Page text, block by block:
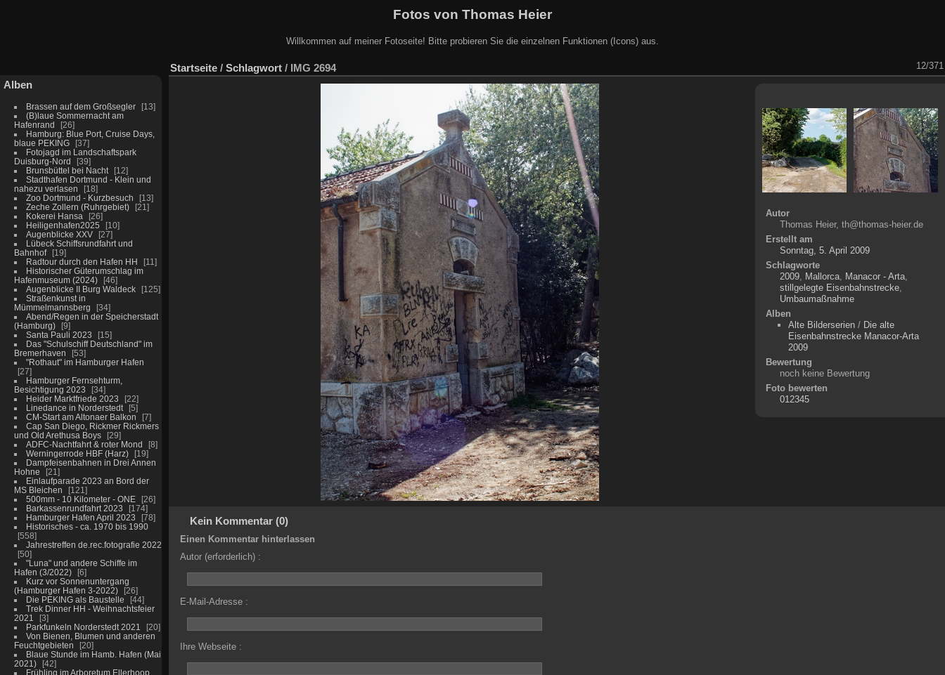
Fotos von Thomas Heier
Willkommen auf meiner Fotoseite! Bitte probieren Sie die einzelnen Funktionen (Icons) aus.
Alben
Brassen auf dem Großsegler
13
(B)laue Sommernacht am
Hafenrand
26
Hamburg: Blue Port, Cruise Days,
blaue PEKING
37
Fotojagd im Landschaftspark
Duisburg-Nord
39
Brunsbüttel bei Nacht
12
Stadthafen Dortmund - Klein und
nahezu verlasen
18
Zoo Dortmund - Kurzbesuch
13
Zeche Zollern (Ruhrgebiet)
21
Kokerei Hansa
26
Heiligenhafen2025
10
Augenblicke XXV
27
Lübeck Schiffsrundfahrt und
Bahnhof
19
Radtour durch den Hafen HH
11
Historischer Güterumschlag im
Hafenmuseum (2024)
46
Augenblicke II Burg Waldeck
125
Straßenkunst in
Mümmelmannsberg
34
Abend/Regen in der Speicherstadt
(Hamburg)
9
Santa Pauli 2023
15
Das "Schulschiff Deutschland" im
Bremerhaven
53
"Rothaut" im Hamburger Hafen
27
Hamburger Fernsehturm,
Besichtigung 2023
34
Heider Marktfriede 2023
22
Linedance in Norderstedt
5
CM-Start am Altonaer Balkon
7
Cap San Diego, Rickmer Rickmers
und Old Arethusa Boys
29
ADFC-Nachtfahrt & roter Mond
8
Werningerrode HBF (Harz)
19
Dampfeisenbahnen in Drei Annen
Hohne
21
Einlaufparade 2023 an Bord der
MS Bleichen
121
500mm - 10 Kilometer - ONE
26
Barkassenrundfahrt 2023
174
Hamburger Hafen April 2023
78
Historisches - ca. 1970 bis 1990
558
Jahrestreffen de.rec.fotografie 2022
50
"Luna" und andere Schiffe im
Hafen (3/2022)
6
Kurz vor Sonnenuntergang
(Hamburger Hafen 3-2022)
26
Die PEKING als Baustelle
44
Trek Dinner HH - Weihnachtsfeier
2021
3
Parkfunkeln Norderstedt 2021
20
Von Bienen, Blumen und anderen
Feuchtgebieten
20
Blaue Stunde im Hamb. Hafen (Mai
2021)
42
Frühling im Arboretum Ellerhoop
Startseite / Schlagwort / IMG 2694 12/371
Autor
Thomas Heier, th@thomas-heier.de
Erstellt am
Sonntag, 5. April 2009
Schlagworte
2009, Mallorca, Manacor - Arta,
stillgelegte Eisenbahnstrecke,
Umbaumaßnahme
Alben
Alte Bilderserien / Die alte
Eisenbahnstrecke Manacor-Arta
2009
Bewertung
noch keine Bewertung
Foto bewerten
Kein Kommentar (0)
Einen Kommentar hinterlassen
Autor (erforderlich) :
E-Mail-Adresse :
Ihre Webseite :